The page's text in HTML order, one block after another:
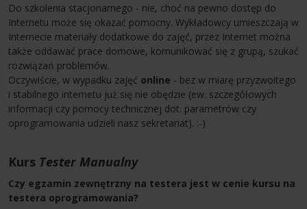
Do szkolenia stacjonarnego - nie, choć na pewno dostęp do
Internetu może się okazać pomocny. Wykładowcy umieszczają w
Internecie materiały dodatkowe do zajęć, przez Internet można
także oddawać prace domowe, komunikować się z grupą, szukać
rozwiązań problemów.
Oczywiście, w wypadku zajęć online - bez w miarę przyzwoitego
i stabilnego internetu już się nie obędzie (ew. szczegółowych
informacji czy pomocy technicznej dot. parametrów czy
oprogramowania udzieli nasz sekretariat). :-)
Kurs Tester Manualny
Czy egzamin zewnętrzny na testera jest w cenie kursu na
testera oprogramowania?